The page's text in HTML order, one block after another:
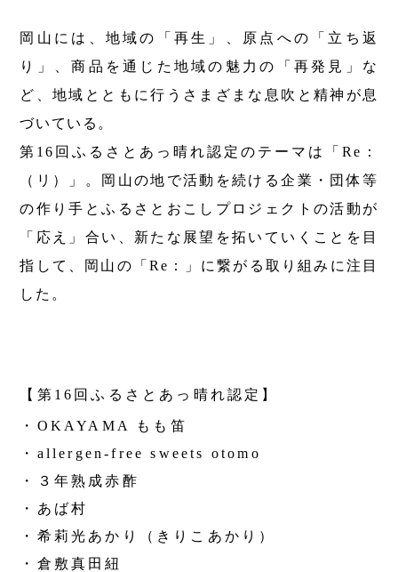
第2回 真庭市/新庄村 第1回 新見市/高梁市/総社市/井原市/矢掛町
ふるさとあっ晴れ認定とは デジタルカタログ
岡山には、地域の「再生」、原点への「立ち返
り」、商品を通じた地域の魅力の「再発見」な
ど、地域とともに行うさまざまな息吹と精神が息
づいている。
第16回ふるさとあっ晴れ認定のテーマは「Re：
（リ）」。岡山の地で活動を続ける企業・団体等
の作り手とふるさとおこしプロジェクトの活動が
「応え」合い、新たな展望を拓いていくことを目
指して、岡山の「Re：」に繋がる取り組みに注目
した。
【第16回ふるさとあっ晴れ認定】
・OKAYAMA もも笛
・allergen-free sweets otomo
・３年熟成赤酢
・あば村
・希莉光あかり（きりこあかり）
・倉敷真田紐